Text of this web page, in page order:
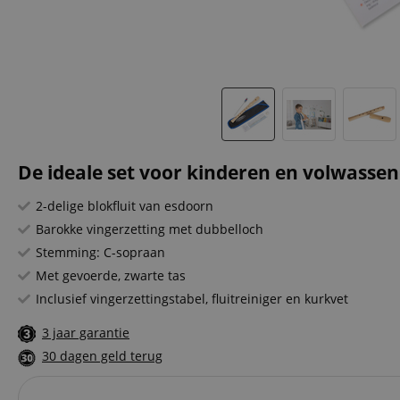
De ideale set voor kinderen en
2-delige blokfluit van esdoorn
Barokke vingerzetting met dubbelloch
Stemming: C-sopraan
Met gevoerde, zwarte tas
Inclusief vingerzettingstabel, fluitreiniger en kurkvet
3 jaar garantie
30 dagen geld terug